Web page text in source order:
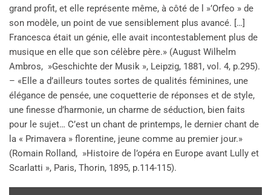
grand profit, et elle représente même, à côté de l »’Orfeo » de
son modèle, un point de vue sensiblement plus avancé. […]
Francesca était un génie, elle avait incontestablement plus de
musique en elle que son célèbre père.» (August Wilhelm
Ambros, »Geschichte der Musik », Leipzig, 1881, vol. 4, p.295).
– «Elle a d’ailleurs toutes sortes de qualités féminines, une
élégance de pensée, une coquetterie de réponses et de style,
une finesse d’harmonie, un charme de séduction, bien faits
pour le sujet… C’est un chant de printemps, le dernier chant de
la « Primavera » florentine, jeune comme au premier jour.»
(Romain Rolland, »Histoire de l’opéra en Europe avant Lully et
Scarlatti », Paris, Thorin, 1895, p.114-115).